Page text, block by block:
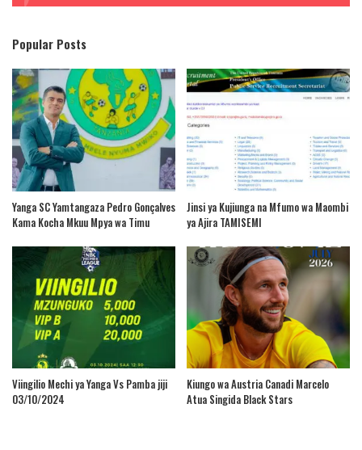
Popular Posts
Yanga SC Yamtangaza Pedro Gonçalves
Kama Kocha Mkuu Mpya wa Timu
Jinsi ya Kujiunga na Mfumo wa Maombi
ya Ajira TAMISEMI
Viingilio Mechi ya Yanga Vs Pamba jiji
03/10/2024
Kiungo wa Austria Canadi Marcelo
Atua Singida Black Stars